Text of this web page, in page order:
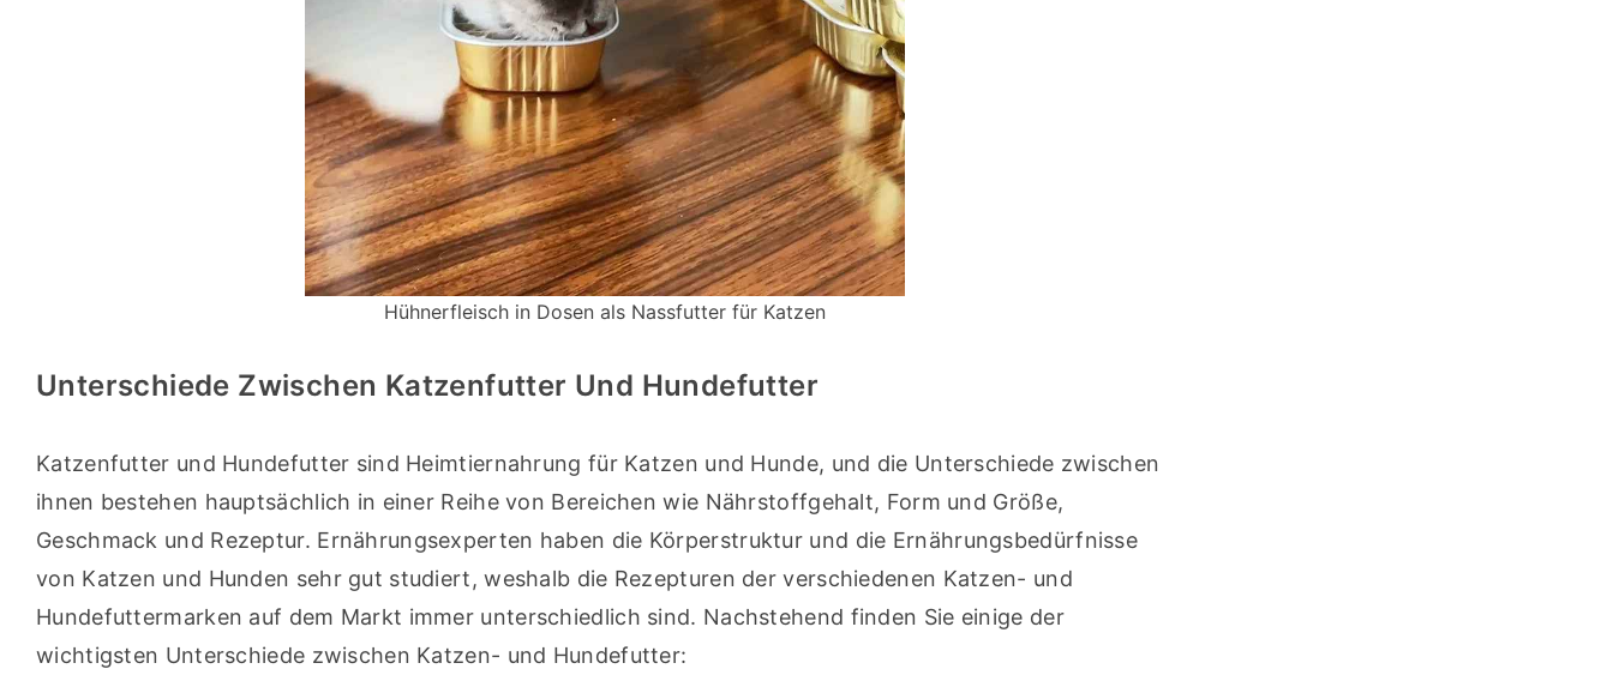
Hühnerfleisch in Dosen als Nassfutter für Katzen
Unterschiede Zwischen Katzenfutter Und Hundefutter
Katzenfutter und Hundefutter sind Heimtiernahrung für Katzen und Hunde, und die Unterschiede zwischen
ihnen bestehen hauptsächlich in einer Reihe von Bereichen wie Nährstoffgehalt, Form und Größe,
Geschmack und Rezeptur. Ernährungsexperten haben die Körperstruktur und die Ernährungsbedürfnisse
von Katzen und Hunden sehr gut studiert, weshalb die Rezepturen der verschiedenen Katzen- und
Hundefuttermarken auf dem Markt immer unterschiedlich sind. Nachstehend finden Sie einige der
wichtigsten Unterschiede zwischen Katzen- und Hundefutter: